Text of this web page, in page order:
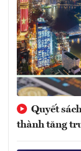
Quyết
thành tăng